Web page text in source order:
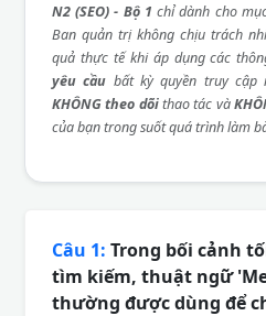
N2 (SEO) - Bộ 1 chỉ dành cho
Ban quản trị không chịu trách
quả thực tế khi áp dụng các
yêu cầu bất kỳ quyền truy cập
KHÔNG theo dõithao tác và
của bạn trong suốt quá trình làm
Câu 1: Trong bối cảnh
tìm kiếm, thuật ngữ
thường được dùng để